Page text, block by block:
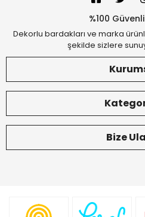
%100
Dekorlu bardakları ve marka
şekilde sizlere
Bize